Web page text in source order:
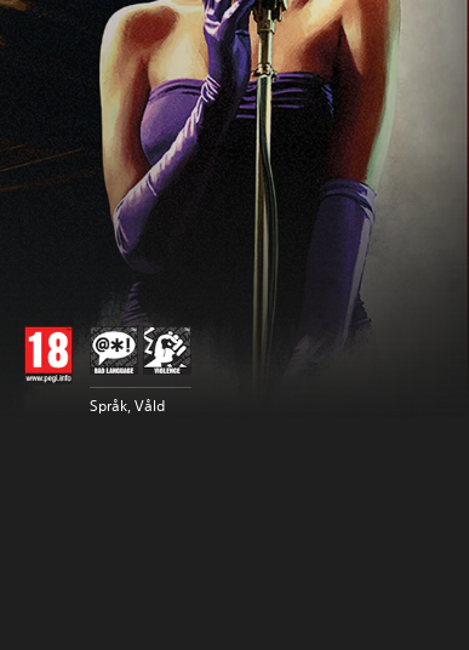
Språk, Våld